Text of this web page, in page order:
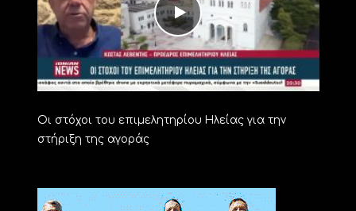
Οι στόχοι του επιμελητηρίου Ηλείας για την
στήριξη της αγοράς